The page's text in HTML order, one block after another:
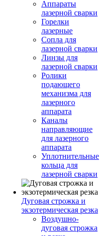
Аппараты
лазерной сварки
Горелки
лазерные
Сопла для
лазерной сварки
Линзы для
лазерной сварки
Ролики
подающего
механизма для
лазерного
аппарата
Каналы
направляющие
для лазерного
аппарата
Уплотнительные
кольца для
лазерной сварки
Дуговая строжка и
экзотермическая резка
Воздушно-
дуговая строжка